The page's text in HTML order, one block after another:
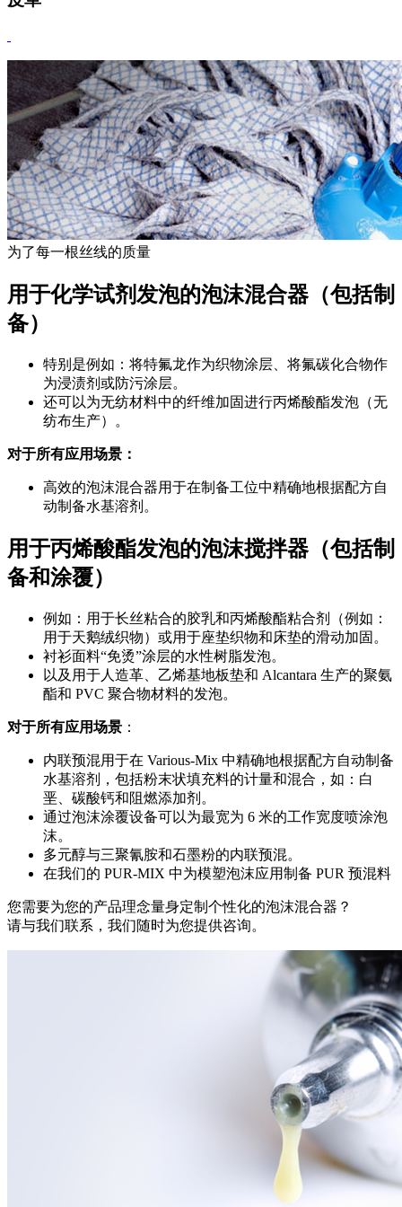
为了每一根丝线的质量
用于化学试剂发泡的泡沫混合器（包括制
备）
特别是例如：将特氟龙作为织物涂层、将氟碳化合物作
为浸渍剂或防污涂层。
还可以为无纺材料中的纤维加固进行丙烯酸酯发泡（无
纺布生产）。
对于所有应用场景：
高效的泡沫混合器用于在制备工位中精确地根据配方自
动制备水基溶剂。
用于丙烯酸酯发泡的泡沫搅拌器（包括制
备和涂覆）
例如：用于长丝粘合的胶乳和丙烯酸酯粘合剂（例如：
用于天鹅绒织物）或用于座垫织物和床垫的滑动加固。
衬衫面料“免烫”涂层的水性树脂发泡。
以及用于人造革、乙烯基地板垫和 Alcantara 生产的聚氨
酯和 PVC 聚合物材料的发泡。
对于所有应用场景 ：
内联预混用于在 Various-Mix 中精确地根据配方自动制备
水基溶剂，包括粉末状填充料的计量和混合，如：白
垩、碳酸钙和阻燃添加剂。
通过泡沫涂覆设备可以为最宽为 6 米的工作宽度喷涂泡
沫。
多元醇与三聚氰胺和石墨粉的内联预混。
在我们的 PUR-MIX 中为模塑泡沫应用制备 PUR 预混料
您需要为您的产品理念量身定制个性化的泡沫混合器？
请与我们联系，我们随时为您提供咨询。